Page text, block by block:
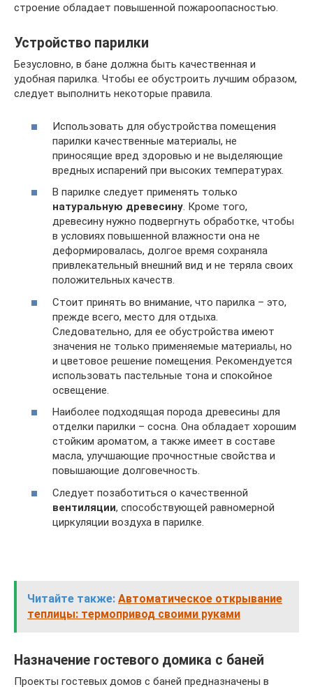
строение обладает повышенной пожароопасностью.
Устройство парилки
Безусловно, в бане должна быть качественная и
удобная парилка. Чтобы ее обустроить лучшим образом,
следует выполнить некоторые правила.
Использовать для обустройства помещения
парилки качественные материалы, не
приносящие вред здоровью и не выделяющие
вредных испарений при высоких температурах.
В парилке следует применять только
натуральную древесину. Кроме того,
древесину нужно подвергнуть обработке, чтобы
в условиях повышенной влажности она не
деформировалась, долгое время сохраняла
привлекательный внешний вид и не теряла своих
положительных качеств.
Стоит принять во внимание, что парилка – это,
прежде всего, место для отдыха.
Следовательно, для ее обустройства имеют
значения не только применяемые материалы, но
и цветовое решение помещения. Рекомендуется
использовать пастельные тона и спокойное
освещение.
Наиболее подходящая порода древесины для
отделки парилки – сосна. Она обладает хорошим
стойким ароматом, а также имеет в составе
масла, улучшающие прочностные свойства и
повышающие долговечность.
Следует позаботиться о качественной
вентиляции, способствующей равномерной
циркуляции воздуха в парилке.
Читайте также: Автоматическое открывание
теплицы: термопривод своими руками
Назначение гостевого домика с баней
Проекты гостевых домов с баней предназначены в